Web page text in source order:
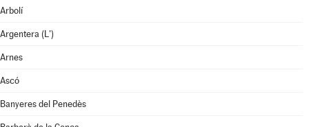
Arbolí
Argentera (L')
Arnes
Ascó
Banyeres del Penedès